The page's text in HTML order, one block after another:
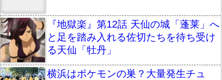
『地獄楽』第12話 天仙の城「蓬莱」へ
と足を踏み入れる佐切たちを待ち受け
る天仙「牡丹」
横浜はポケモンの巣？大量発生チュ